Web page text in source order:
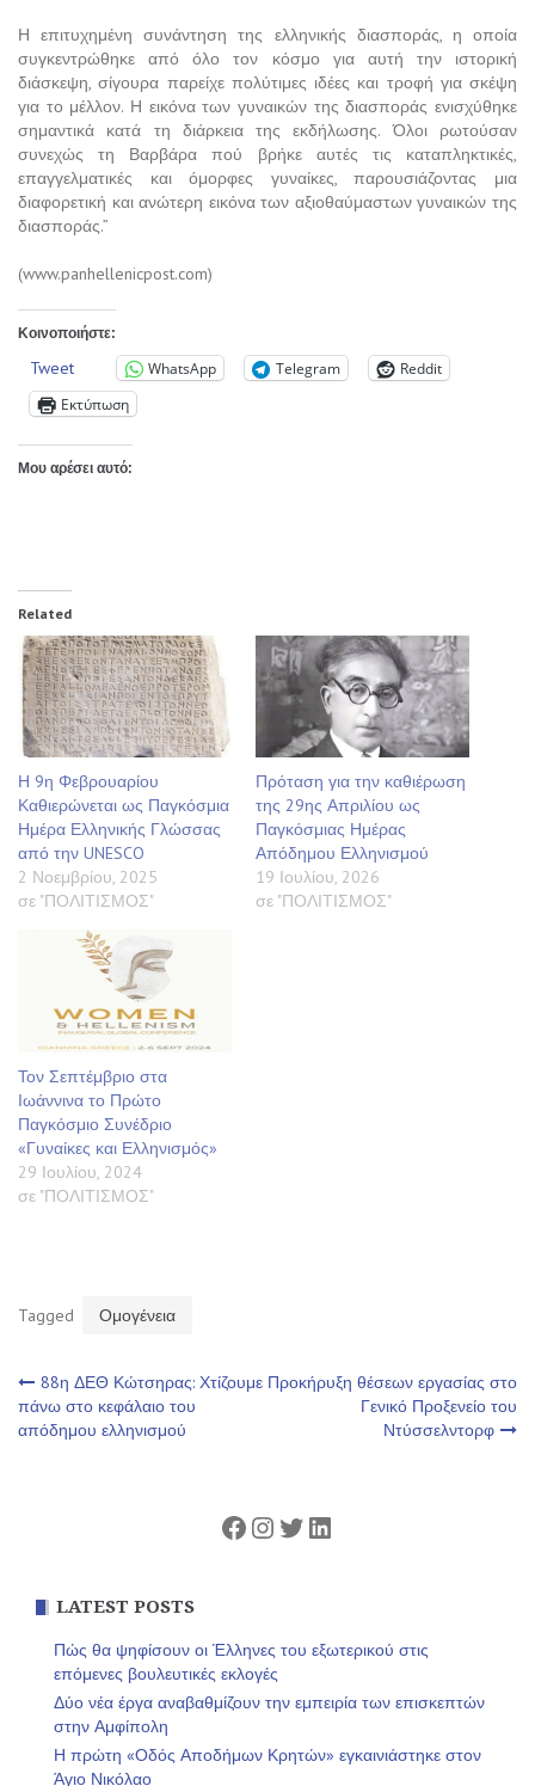
Η επιτυχημένη συνάντηση της ελληνικής διασποράς, η οποία
συγκεντρώθηκε από όλο τον κόσμο για αυτή την ιστορική
διάσκεψη, σίγουρα παρείχε πολύτιμες ιδέες και τροφή για σκέψη
για το μέλλον. Η εικόνα των γυναικών της διασποράς ενισχύθηκε
σημαντικά κατά τη διάρκεια της εκδήλωσης. Όλοι ρωτούσαν
συνεχώς τη Βαρβάρα πού βρήκε αυτές τις καταπληκτικές,
επαγγελματικές και όμορφες γυναίκες, παρουσιάζοντας μια
διαφορετική και ανώτερη εικόνα των αξιοθαύμαστων γυναικών της
διασποράς.”
(www.panhellenicpost.com)
Κοινοποιήστε:
Tweet WhatsApp Telegram
Reddit
Εκτύπωση
Μου αρέσει αυτό:
Related
Η 9η Φεβρουαρίου
Καθιερώνεται ως Παγκόσμια
Ημέρα Ελληνικής Γλώσσας
από την UNESCO
2 Νοεμβρίου, 2025
σε "ΠΟΛΙΤΙΣΜΟΣ"
Πρόταση για την καθιέρωση
της 29ης Απριλίου ως
Παγκόσμιας Ημέρας
Απόδημου Ελληνισμού
19 Ιουλίου, 2026
σε "ΠΟΛΙΤΙΣΜΟΣ"
Τον Σεπτέμβριο στα
Ιωάννινα το Πρώτο
Παγκόσμιο Συνέδριο
«Γυναίκες και Ελληνισμός»
29 Ιουλίου, 2024
σε "ΠΟΛΙΤΙΣΜΟΣ"
Tagged Ομογένεια
Πλοήγηση
άρθρων
88η ΔΕΘ Κώτσηρας: Χτίζουμε
πάνω στο κεφάλαιο του
απόδημου ελληνισμού
Προκήρυξη θέσεων εργασίας στο
Γενικό Προξενείο του
Ντύσσελντορφ
Facebook
Instagram
Twitter
Linkedin
LATEST POSTS
Πώς θα ψηφίσουν οι Έλληνες του εξωτερικού στις
επόμενες βουλευτικές εκλογές
Δύο νέα έργα αναβαθμίζουν την εμπειρία των επισκεπτών
στην Αμφίπολη
Η πρώτη «Οδός Αποδήμων Κρητών» εγκαινιάστηκε στον
Άγιο Νικόλαο